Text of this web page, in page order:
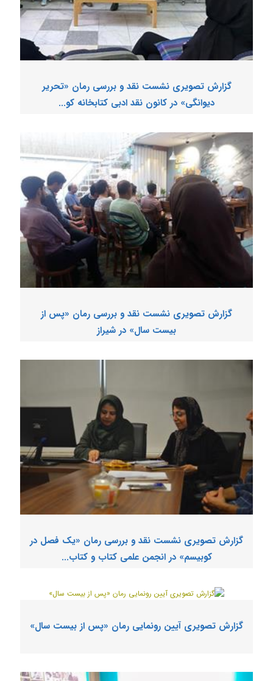
گزارش تصویری نشست نقد و بررسی رمان «تحریر
دیوانگی» در کانون نقد ادبی کتابخانه کو...
گزارش تصویری نشست نقد و بررسی رمان «پس از
بیست سال» در شیراز
گزارش تصویری نشست نقد و بررسی رمان «یک فصل در
کوبیسم» در انجمن علمی کتاب و کتاب‌...
گزارش تصویری آیین رونمایی رمان «پس از بیست سال»